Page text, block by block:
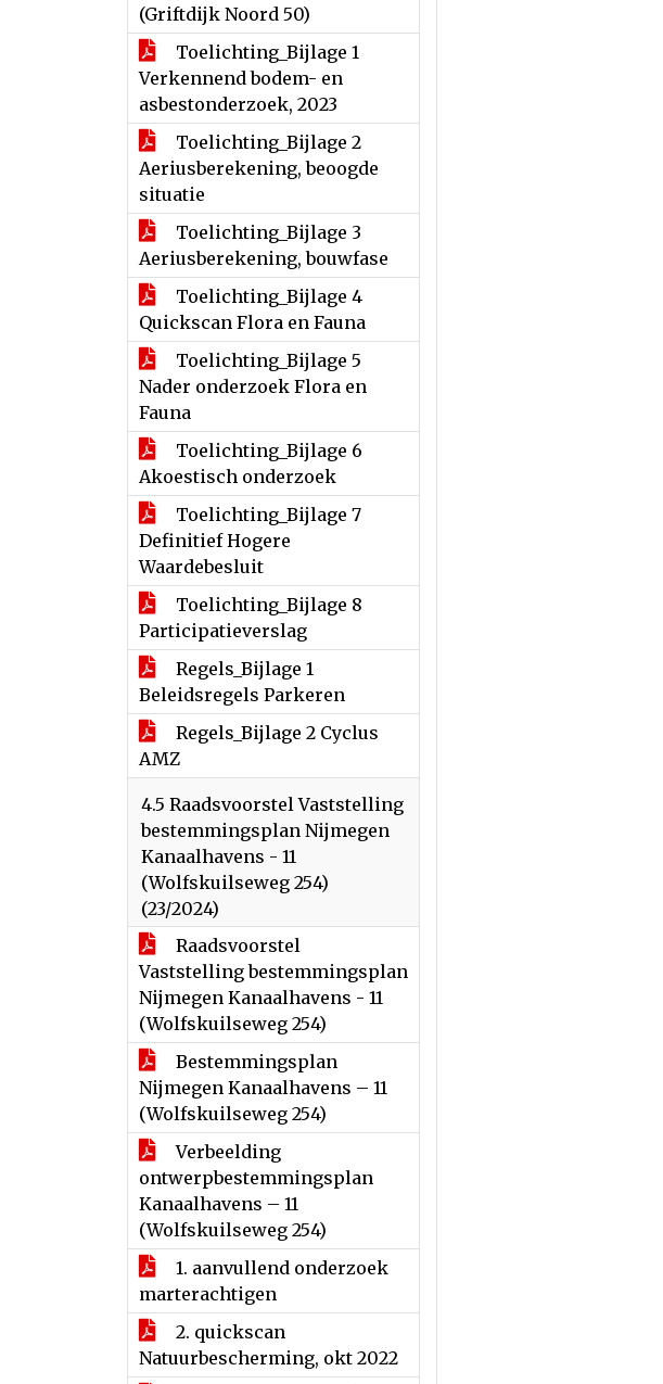
(Griftdijk Noord 50)
Toelichting_Bijlage 1
Verkennend bodem- en
asbestonderzoek, 2023
Toelichting_Bijlage 2
Aeriusberekening, beoogde
situatie
Toelichting_Bijlage 3
Aeriusberekening, bouwfase
Toelichting_Bijlage 4
Quickscan Flora en Fauna
Toelichting_Bijlage 5
Nader onderzoek Flora en
Fauna
Toelichting_Bijlage 6
Akoestisch onderzoek
Toelichting_Bijlage 7
Definitief Hogere
Waardebesluit
Toelichting_Bijlage 8
Participatieverslag
Regels_Bijlage 1
Beleidsregels Parkeren
Regels_Bijlage 2 Cyclus
AMZ
4.5 Raadsvoorstel Vaststelling
bestemmingsplan Nijmegen
Kanaalhavens - 11
(Wolfskuilseweg 254)
(23/2024)
Raadsvoorstel
Vaststelling bestemmingsplan
Nijmegen Kanaalhavens - 11
(Wolfskuilseweg 254)
Bestemmingsplan
Nijmegen Kanaalhavens – 11
(Wolfskuilseweg 254)
Verbeelding
ontwerpbestemmingsplan
Kanaalhavens – 11
(Wolfskuilseweg 254)
1. aanvullend onderzoek
marterachtigen
2. quickscan
Natuurbescherming, okt 2022